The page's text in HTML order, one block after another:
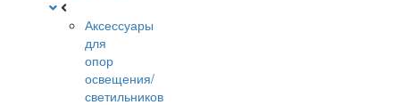
Аксессуары
для
опор
освещения/
светильников